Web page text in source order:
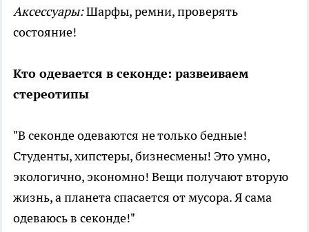
Аксессуары:Шарфы, ремни, проверять
состояние!
Кто одевается в секонде: развеиваем
стереотипы
"В секонде одеваются не только бедные!
Студенты, хипстеры, бизнесмены! Это умно,
экологично, экономно! Вещи получают вторую
жизнь, а планета спасается от мусора. Я сама
одеваюсь в секонде!"